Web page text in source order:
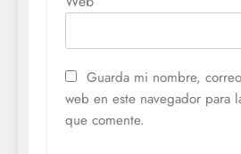
Guarda mi nombre,
web en este navegador para
que comente.